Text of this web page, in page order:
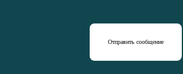
Отправить сообщение